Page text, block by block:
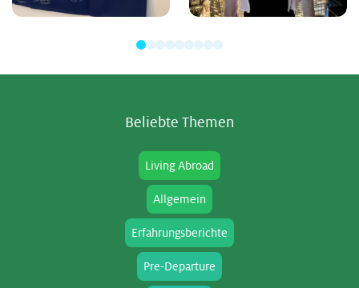
Be­lieb­te The­men
Living Abroad
Allgemein
Erfahrungsberichte
Pre-Departure